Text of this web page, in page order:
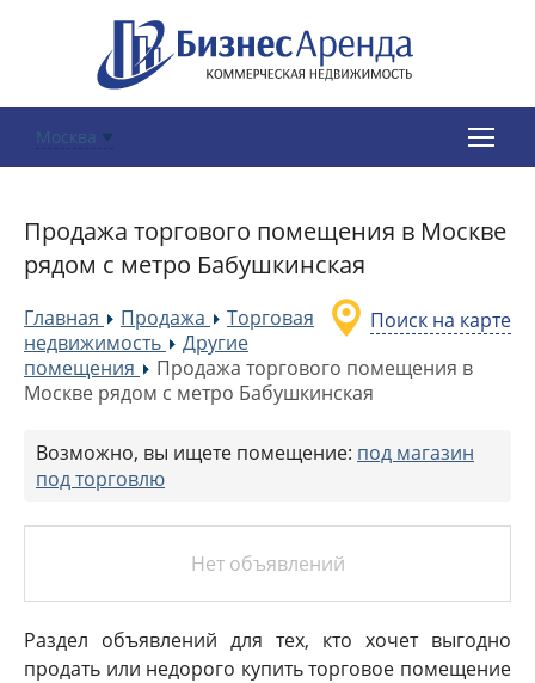
Москва
Продажа торгового помещения в Москве
рядом с метро Бабушкинская
Поиск на карте
Главная »Продажа »
Торговая
недвижимость
»
Другие
помещения
»Продажа торгового помещения в
Москве рядом с метро Бабушкинская
Возможно, вы ищете помещение: под магазин
под торговлю
Нет объявлений
Раздел объявлений для тех, кто хочет выгодно
продать или недорого купить торговое помещение